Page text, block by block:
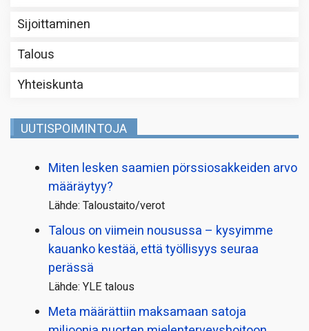
Sijoittaminen
Talous
Yhteiskunta
UUTISPOIMINTOJA
Miten lesken saamien pörssi­osakkeiden arvo
määräytyy?
Lähde: Taloustaito/verot
Talous on viimein nousussa – kysyimme
kauanko kestää, että työllisyys seuraa
perässä
Lähde: YLE talous
Meta määrättiin maksamaan satoja